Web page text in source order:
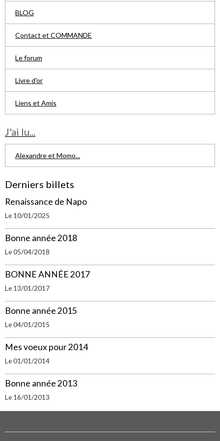
BLOG
Contact et COMMANDE
Le forum
Livre d'or
Liens et Amis
J'ai lu...
Alexandre et Momo...
Derniers billets
Renaissance de Napo
Le 10/01/2025
Bonne année 2018
Le 05/04/2018
BONNE ANNÉE 2017
Le 13/01/2017
Bonne année 2015
Le 04/01/2015
Mes voeux pour 2014
Le 01/01/2014
Bonne année 2013
Le 16/01/2013